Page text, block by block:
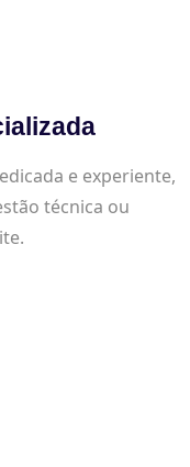
e experiente,
técnica ou